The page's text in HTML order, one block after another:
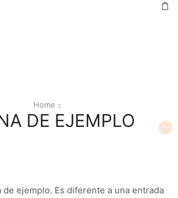
Home
DE EJEMPLO
de ejemplo. Es diferente a una entrada